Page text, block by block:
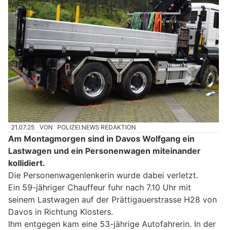
21.07.25 VON POLIZEI.NEWS REDAKTION
Am Montagmorgen sind in Davos Wolfgang ein
Lastwagen und ein Personenwagen miteinander
kollidiert.
Die Personenwagenlenkerin wurde dabei verletzt.
Ein 59-jähriger Chauffeur fuhr nach 7.10 Uhr mit
seinem Lastwagen auf der Prättigauerstrasse H28 von
Davos in Richtung Klosters.
Ihm entgegen kam eine 53-jährige Autofahrerin. In der